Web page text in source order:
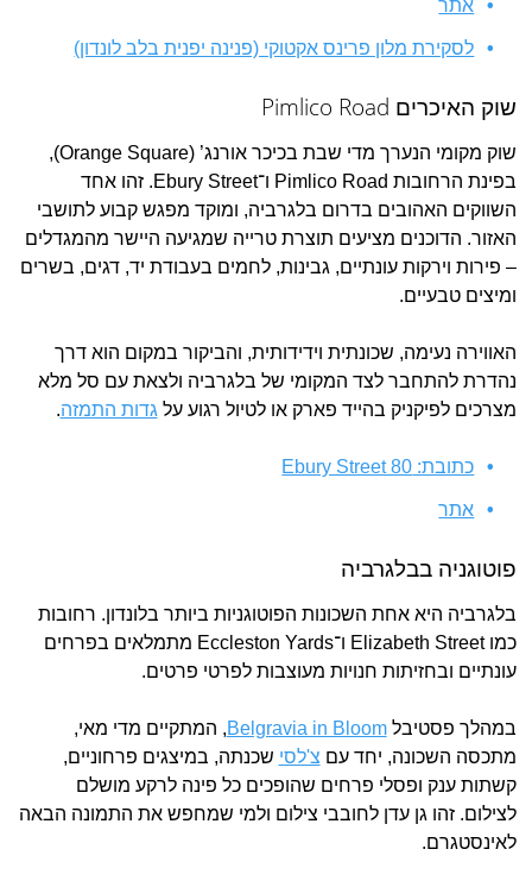
אתר
לסקירת מלון פרינס אקטוקי (פנינה יפנית בלב לונדון)
שוק האיכרים Pimlico Road
שוק מקומי הנערך מדי שבת בכיכר אורנג’ (Orange Square),
בפינת הרחובות ‎Pimlico Road‎ ו־‎Ebury Street‎. זהו אחד
השווקים האהובים בדרום בלגרביה, ומוקד מפגש קבוע לתושבי
האזור. הדוכנים מציעים תוצרת טרייה שמגיעה היישר מהמגדלים
– פירות וירקות עונתיים, גבינות, לחמים בעבודת יד, דגים, בשרים
ומיצים טבעיים.
האווירה נעימה, שכונתית וידידותית, והביקור במקום הוא דרך
נהדרת להתחבר לצד המקומי של בלגרביה ולצאת עם סל מלא
מצרכים לפיקניק בהייד פארק או לטיול רגוע על גדות התמזה.
כתובת: Ebury Street 80
אתר
פוטוגניה בבלגרביה
בלגרביה היא אחת השכונות הפוטוגניות ביותר בלונדון. רחובות
כמו ‎Elizabeth Street ו־‎Eccleston Yards מתמלאים בפרחים
עונתיים ובחזיתות חנויות מעוצבות לפרטי פרטים.
במהלך פסטיבלBelgravia in Bloom, המתקיים מדי מאי,
מתכסה השכונה, יחד עם צ'לסי שכנתה, במיצגים פרחוניים,
קשתות ענק ופסלי פרחים שהופכים כל פינה לרקע מושלם
לצילום. זהו גן עדן לחובבי צילום ולמי שמחפש את התמונה הבאה
לאינסטגרם.